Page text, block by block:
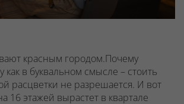
красным городом.Почему
как в буквальном смысле – стоить
расцветки не разрешается. И вот
16 этажей вырастет в квартале